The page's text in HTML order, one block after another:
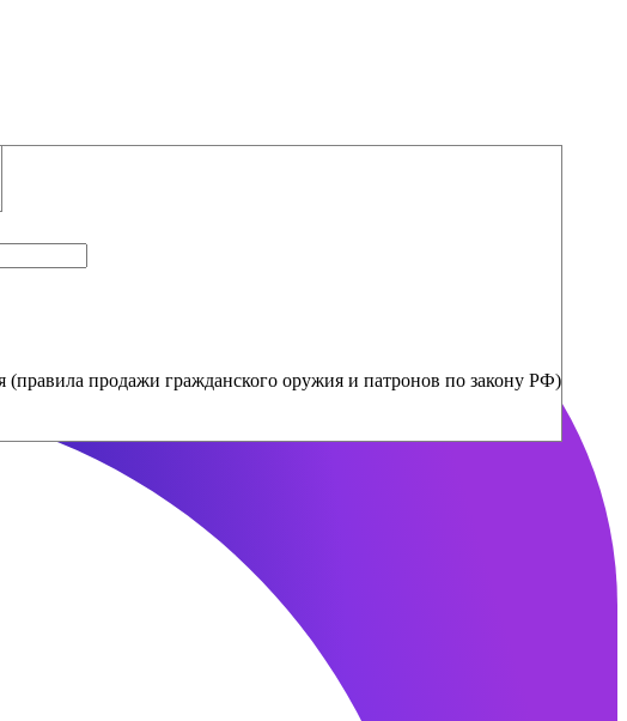
продажи гражданского оружия и патронов по закону РФ)